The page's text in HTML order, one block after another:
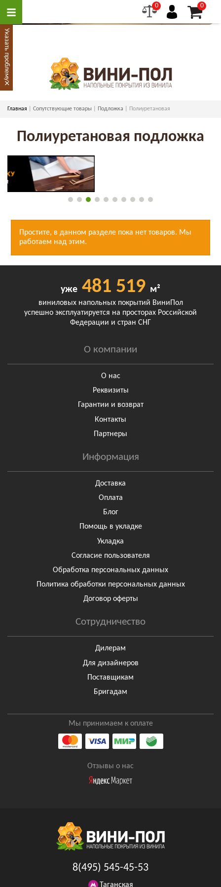
0 0
Главная Сопутствующие товары Подложка Полиуретановая
Полиуретановая подложка
Простите, в данном разделе пока нет товаров. Мы
работаем над этим.
уже 481 519 м²
виниловых напольных покрытий ВиниПол
успешно эксплуатируется на просторах Российской
Федерации и стран СНГ
О компании
О нас
Реквизиты
Гарантии и возврат
Контакты
Партнеры
Информация
Доставка
Оплата
Блог
Помощь в укладке
Укладка
Согласие пользователя
Обработка персональных данных
Политика обработки персональных данных
Договор оферты
Сотрудничество
Дилерам
Для дизайнеров
Поставщикам
Бригадам
Мы принимаем к оплате
Отзывы о нас
8(495) 545-45-53
Таганская
Указать проблему
×